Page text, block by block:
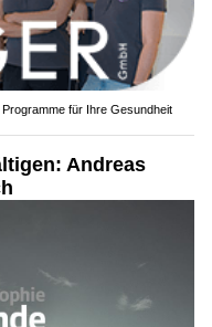
für Ihre Gesundheit
Andreas